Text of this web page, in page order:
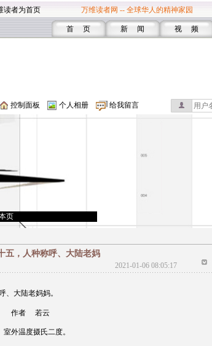
读者为首页 万维读者网 -- 全球华人的精神家园
首 页 新 闻 视 频
控制面板 个人相册 给我留言
页
五，人种称呼、大陆老妈
2021-01-06 08:05:17
、大陆老妈妈。
作者 若云
外温度摄氏二度。